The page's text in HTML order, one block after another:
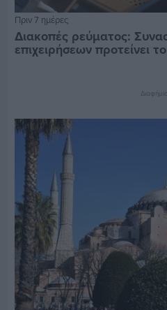
Πριν 7 ημέρες
Διακοπές ρεύματος:
επιχειρήσεων προτείνει